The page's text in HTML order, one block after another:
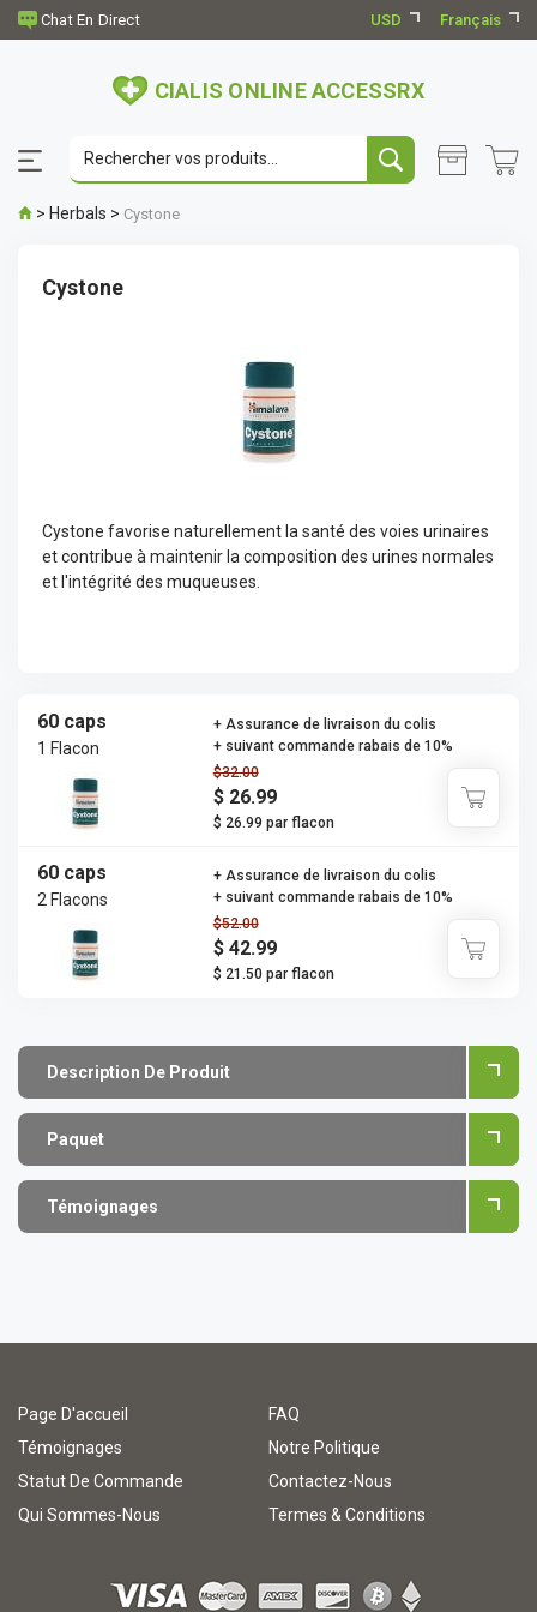
USD Français
CIALIS ONLINE ACCESSRX
> Herbals > Cystone
Cystone
Cystone favorise naturellement la santé des voies urinaires
et contribue à maintenir la composition des urines normales
et l'intégrité des muqueuses.
60 caps
1 Flacon
$32.00
$ 26.99
$ 26.99 par flacon
+ Assurance de livraison du colis
+ suivant commande rabais de 10%
60 caps
2 Flacons
$52.00
$ 42.99
$ 21.50 par flacon
+ Assurance de livraison du colis
+ suivant commande rabais de 10%
Description De Produit
Paquet
Témoignages
Page D'accueil
FAQ
Témoignages
Notre Politique
Statut De Commande
Contactez-Nous
Qui Sommes-Nous
Termes & Conditions